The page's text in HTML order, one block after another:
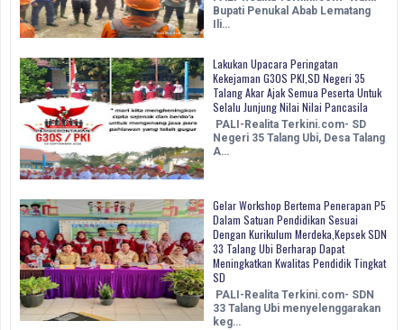
Bupati Penukal Abab Lematang
Ili…
Lakukan Upacara Peringatan
Kekejaman G30S PKI,SD Negeri 35
Talang Akar Ajak Semua Peserta Untuk
Selalu Junjung Nilai Nilai Pancasila
PALI-Realita Terkini.com- SD
Negeri 35 Talang Ubi, Desa Talang
A…
Gelar Workshop Bertema Penerapan P5
Dalam Satuan Pendidikan Sesuai
Dengan Kurikulum Merdeka,Kepsek SDN
33 Talang Ubi Berharap Dapat
Meningkatkan Kwalitas Pendidik Tingkat
SD
PALI-Realita Terkini.com- SDN
33 Talang Ubi menyelenggarakan
keg…